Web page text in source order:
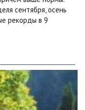
сентября, осень
рекорды в 9